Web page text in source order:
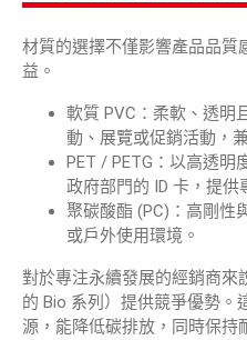
材質的選擇不僅影響產品品質
益。
軟質 PVC ：柔軟、透明
動、展覽或促銷活動，
PET / PETG：以高透明
政府部門的 ID 卡，提供
聚碳酸酯 (PC)：高剛性
或戶外使用環境。
對於專注永續發展的經銷商來
的 Bio 系列）提供競爭優勢。
源，能降低碳排放，同時保持
電子型錄
聯絡我們
繁體中文
English